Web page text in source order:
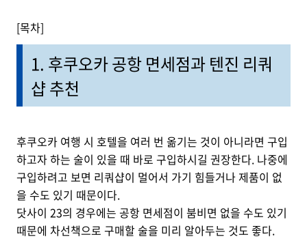
[목차]
1. 후쿠오카 공항 면세점과 텐진 리쿼
샵 추천
후쿠오카 여행 시 호텔을 여러 번 옮기는 것이 아니라면 구입
하고자 하는 술이 있을 때 바로 구입하시길 권장한다. 나중에
구입하려고 보면 리쿼샵이 멀어서 가기 힘들거나 제품이 없
을 수도 있기 때문이다.
닷사이 23의 경우에는 공항 면세점이 붐비면 없을 수도 있기
때문에 차선책으로 구매할 술을 미리 알아두는 것도 좋다.